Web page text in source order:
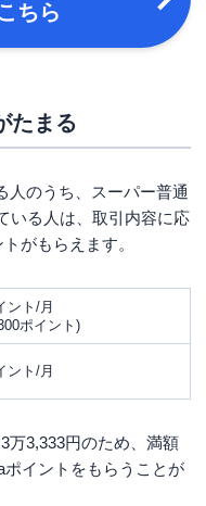
ちら
たまる
人のうち、スーパー普通
いる人は、取引内容に応
がもらえます。
ント/月
ポイント)
ント/月
万3,333円のため、満額
イントをもらうことが